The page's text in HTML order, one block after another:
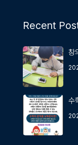
Recent
창
수